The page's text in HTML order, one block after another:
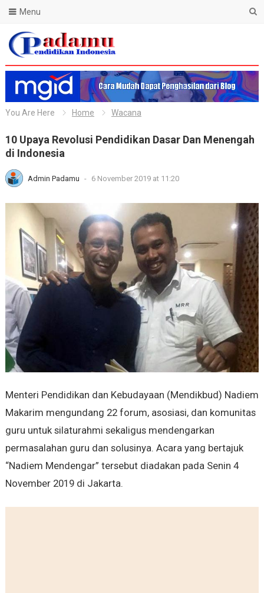
Blog Padamu
Menu
You Are Here Home Wacana
10 Upaya Revolusi Pendidikan Dasar Dan Menengah
di Indonesia
Admin Padamu - 6 November 2019 at 11:20
Menteri Pendidikan dan Kebudayaan (Mendikbud) Nadiem
Makarim mengundang 22 forum, asosiasi, dan komunitas
guru untuk silaturahmi sekaligus mendengarkan
permasalahan guru dan solusinya. Acara yang bertajuk
“Nadiem Mendengar” tersebut diadakan pada Senin 4
November 2019 di Jakarta.